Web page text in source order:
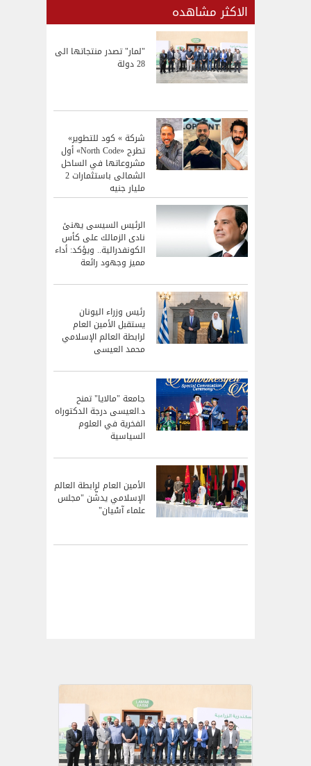
الاكثر مشاهده
"لمار" تصدر منتجاتها الى
28 دولة
شركة » كود للتطوير»
تطرح «North Code» أول
مشروعاتها في الساحل
الشمالى باستثمارات 2
مليار جنيه
الرئيس السيسى يهنئ
نادى الزمالك على كأس
الكونفدرالية.. ويؤكد: أداء
مميز وجهود رائعة
رئيس وزراء اليونان
يستقبل الأمين العام
لرابطة العالم الإسلامي
محمد العيسى
جامعة "مالايا" تمنح
د.العيسى درجة الدكتوراه
الفخرية في العلوم
السياسية
الأمين العام لرابطة العالم
الإسلامي يدشّن "مجلس
علماء آسْيان"